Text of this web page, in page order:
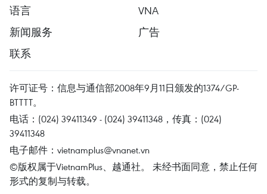
语言
VNA
新闻服务
广告
联系
许可证号：信息与通信部2008年9月11日颁发的1374/GP-
BTTTT。
电话：(024) 39411349 - (024) 39411348，传真：(024)
39411348
电子邮件： vietnamplus@vnanet.vn
©版权属于VietnamPlus、越通社。 未经书面同意，禁止任何
形式的复制与转载。